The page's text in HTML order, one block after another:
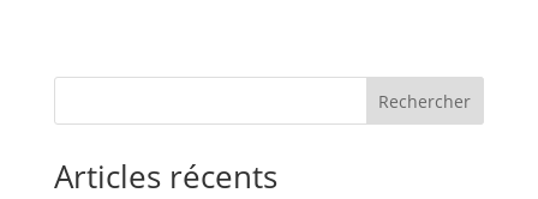
Rechercher
Articles récents